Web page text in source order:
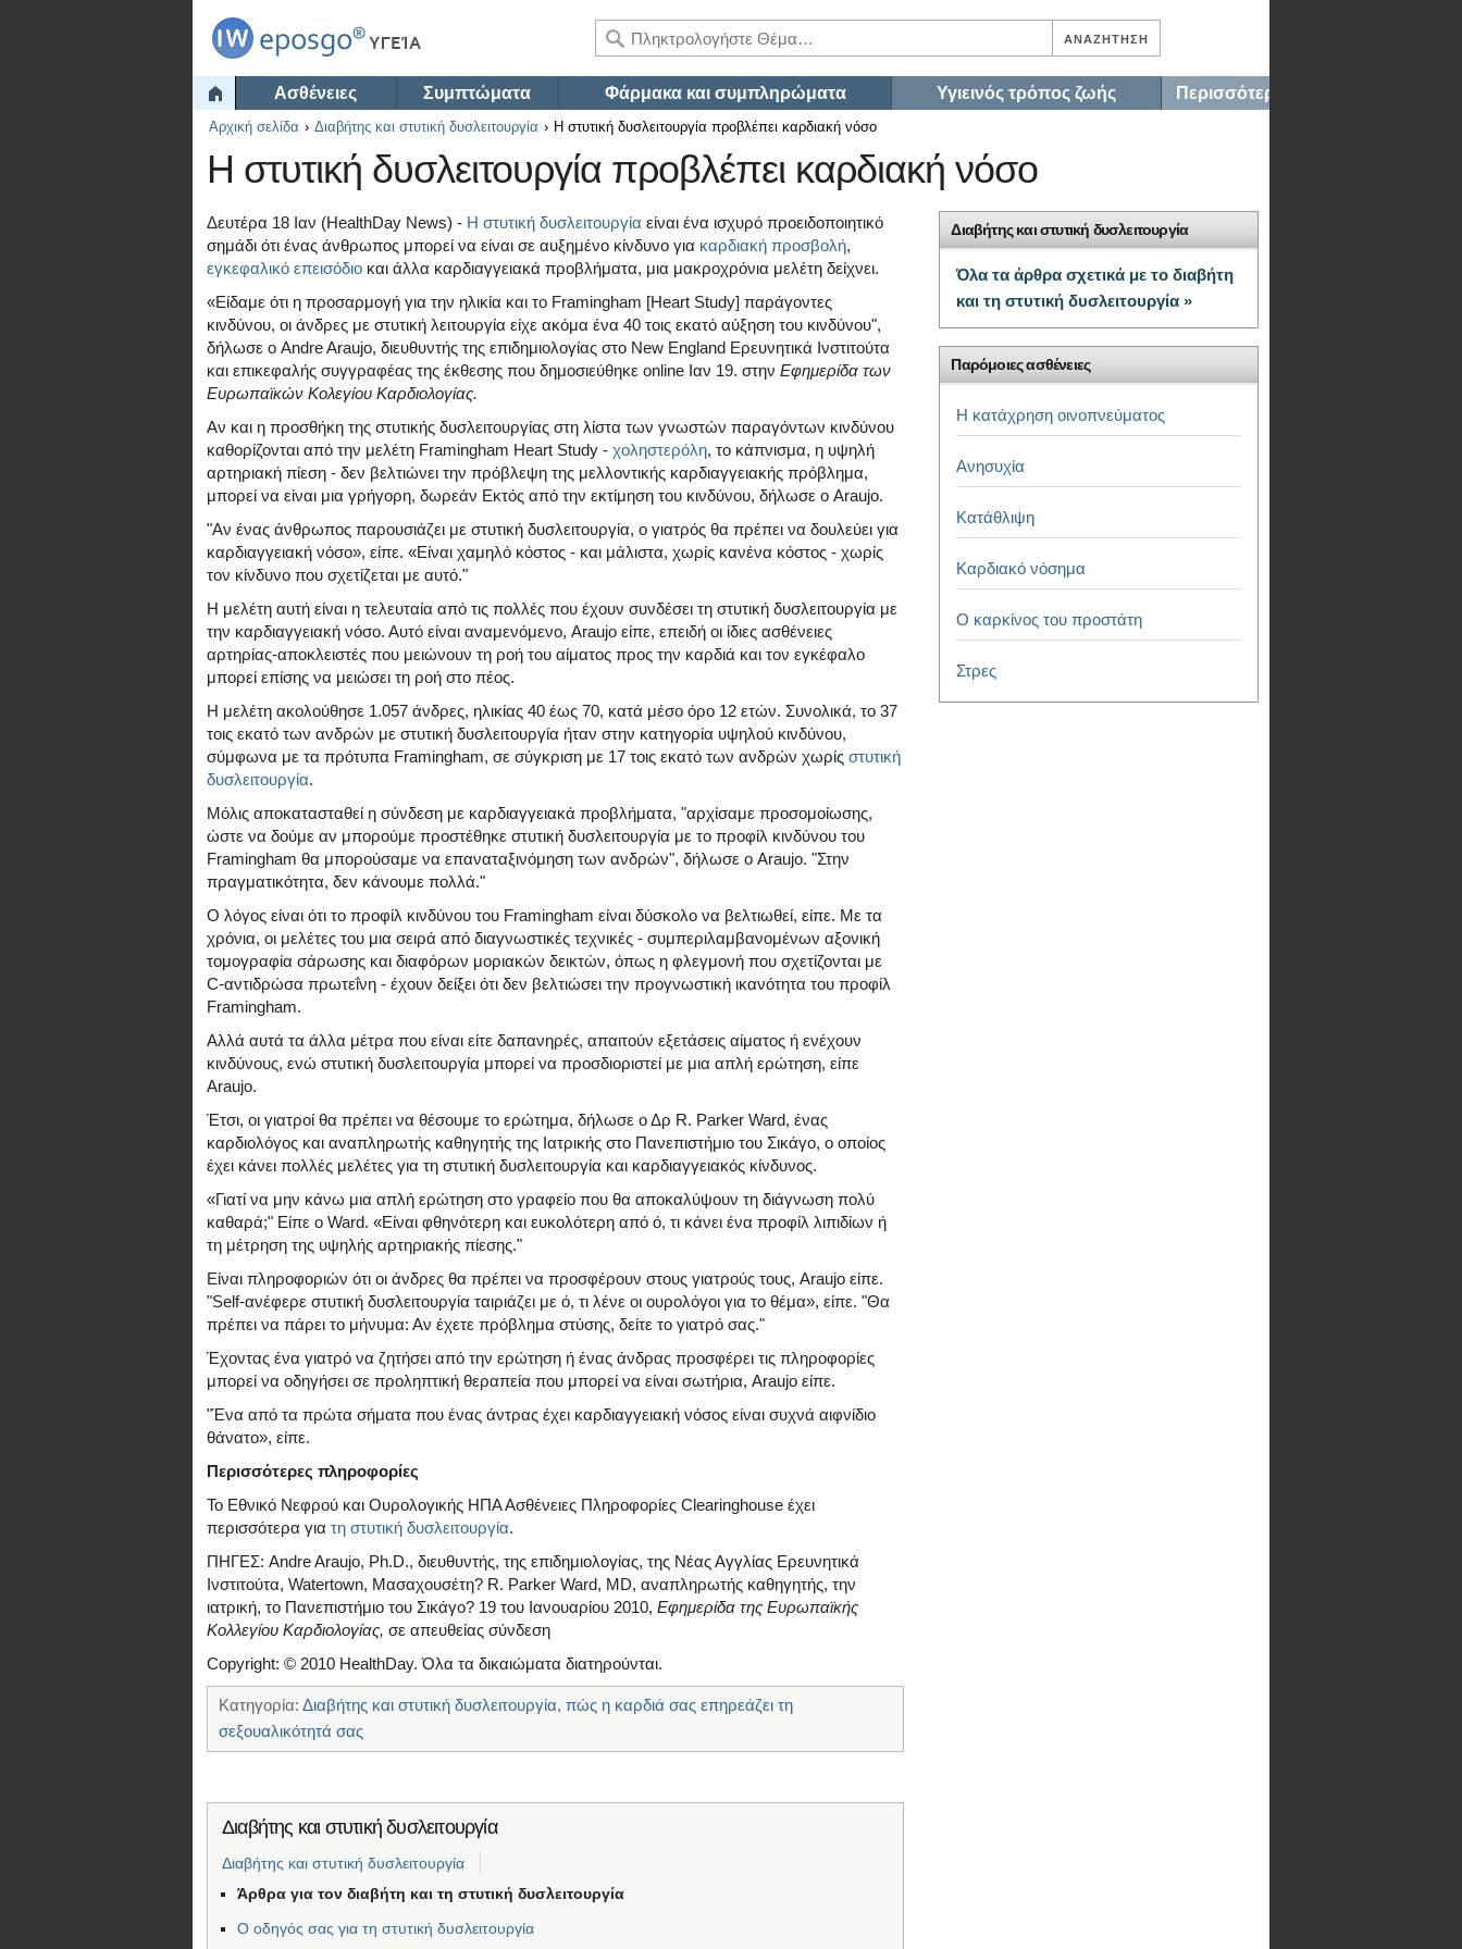
Ασθένειες Συμπτώματα Φάρμακα και συμπληρώματα Υγιεινός τρόπος ζωής Περισσότερα…
Αρχική σελίδα Διαβήτης και στυτική δυσλειτουργία Η στυτική δυσλειτουργία προβλέπει καρδιακή νόσο
Η στυτική δυσλειτουργία προβλέπει καρδιακή νόσο
Δευτέρα 18 Ιαν (HealthDay News) - Η στυτική δυσλειτουργία είναι ένα ισχυρό προειδοποιητικό
σημάδι ότι ένας άνθρωπος μπορεί να είναι σε αυξημένο κίνδυνο για καρδιακή προσβολή,
εγκεφαλικό επεισόδιο και άλλα καρδιαγγειακά προβλήματα, μια μακροχρόνια μελέτη δείχνει.
«Είδαμε ότι η προσαρμογή για την ηλικία και το Framingham [Heart Study] παράγοντες
κινδύνου, οι άνδρες με στυτική λειτουργία είχε ακόμα ένα 40 τοις εκατό αύξηση του κινδύνου",
δήλωσε ο Andre Araujo, διευθυντής της επιδημιολογίας στο New England Ερευνητικά Ινστιτούτα
και επικεφαλής συγγραφέας της έκθεσης που δημοσιεύθηκε online Ιαν 19. στην Εφημερίδα των
Ευρωπαϊκών Κολεγίου Καρδιολογίας.
Αν και η προσθήκη της στυτικής δυσλειτουργίας στη λίστα των γνωστών παραγόντων κινδύνου
καθορίζονται από την μελέτη Framingham Heart Study - χοληστερόλη, το κάπνισμα, η υψηλή
αρτηριακή πίεση - δεν βελτιώνει την πρόβλεψη της μελλοντικής καρδιαγγειακής πρόβλημα,
μπορεί να είναι μια γρήγορη, δωρεάν Εκτός από την εκτίμηση του κινδύνου, δήλωσε ο Araujo.
"Αν ένας άνθρωπος παρουσιάζει με στυτική δυσλειτουργία, ο γιατρός θα πρέπει να δουλεύει για
καρδιαγγειακή νόσο», είπε. «Είναι χαμηλό κόστος - και μάλιστα, χωρίς κανένα κόστος - χωρίς
τον κίνδυνο που σχετίζεται με αυτό."
Η μελέτη αυτή είναι η τελευταία από τις πολλές που έχουν συνδέσει τη στυτική δυσλειτουργία με
την καρδιαγγειακή νόσο. Αυτό είναι αναμενόμενο, Araujo είπε, επειδή οι ίδιες ασθένειες
αρτηρίας-αποκλειστές που μειώνουν τη ροή του αίματος προς την καρδιά και τον εγκέφαλο
μπορεί επίσης να μειώσει τη ροή στο πέος.
Η μελέτη ακολούθησε 1.057 άνδρες, ηλικίας 40 έως 70, κατά μέσο όρο 12 ετών. Συνολικά, το 37
τοις εκατό των ανδρών με στυτική δυσλειτουργία ήταν στην κατηγορία υψηλού κινδύνου,
σύμφωνα με τα πρότυπα Framingham, σε σύγκριση με 17 τοις εκατό των ανδρών χωρίς στυτική
δυσλειτουργία.
Μόλις αποκατασταθεί η σύνδεση με καρδιαγγειακά προβλήματα, "αρχίσαμε προσομοίωσης,
ώστε να δούμε αν μπορούμε προστέθηκε στυτική δυσλειτουργία με το προφίλ κινδύνου του
Framingham θα μπορούσαμε να επαναταξινόμηση των ανδρών", δήλωσε ο Araujo. "Στην
πραγματικότητα, δεν κάνουμε πολλά."
Ο λόγος είναι ότι το προφίλ κινδύνου του Framingham είναι δύσκολο να βελτιωθεί, είπε. Με τα
χρόνια, οι μελέτες του μια σειρά από διαγνωστικές τεχνικές - συμπεριλαμβανομένων αξονική
τομογραφία σάρωσης και διαφόρων μοριακών δεικτών, όπως η φλεγμονή που σχετίζονται με
C-αντιδρώσα πρωτεΐνη - έχουν δείξει ότι δεν βελτιώσει την προγνωστική ικανότητα του προφίλ
Framingham.
Αλλά αυτά τα άλλα μέτρα που είναι είτε δαπανηρές, απαιτούν εξετάσεις αίματος ή ενέχουν
κινδύνους, ενώ στυτική δυσλειτουργία μπορεί να προσδιοριστεί με μια απλή ερώτηση, είπε
Araujo.
Έτσι, οι γιατροί θα πρέπει να θέσουμε το ερώτημα, δήλωσε ο Δρ R. Parker Ward, ένας
καρδιολόγος και αναπληρωτής καθηγητής της Ιατρικής στο Πανεπιστήμιο του Σικάγο, ο οποίος
έχει κάνει πολλές μελέτες για τη στυτική δυσλειτουργία και καρδιαγγειακός κίνδυνος.
«Γιατί να μην κάνω μια απλή ερώτηση στο γραφείο που θα αποκαλύψουν τη διάγνωση πολύ
καθαρά;" Είπε ο Ward. «Είναι φθηνότερη και ευκολότερη από ό, τι κάνει ένα προφίλ λιπιδίων ή
τη μέτρηση της υψηλής αρτηριακής πίεσης."
Είναι πληροφοριών ότι οι άνδρες θα πρέπει να προσφέρουν στους γιατρούς τους, Araujo είπε.
"Self-ανέφερε στυτική δυσλειτουργία ταιριάζει με ό, τι λένε οι ουρολόγοι για το θέμα», είπε. "Θα
πρέπει να πάρει το μήνυμα: Αν έχετε πρόβλημα στύσης, δείτε το γιατρό σας."
Έχοντας ένα γιατρό να ζητήσει από την ερώτηση ή ένας άνδρας προσφέρει τις πληροφορίες
μπορεί να οδηγήσει σε προληπτική θεραπεία που μπορεί να είναι σωτήρια, Araujo είπε.
"Ένα από τα πρώτα σήματα που ένας άντρας έχει καρδιαγγειακή νόσος είναι συχνά αιφνίδιο
θάνατο», είπε.
Περισσότερες πληροφορίες
Το Εθνικό Νεφρού και Ουρολογικής ΗΠΑ Ασθένειες Πληροφορίες Clearinghouse έχει
περισσότερα για τη στυτική δυσλειτουργία.
ΠΗΓΕΣ: Andre Araujo, Ph.D., διευθυντής, της επιδημιολογίας, της Νέας Αγγλίας Ερευνητικά
Ινστιτούτα, Watertown, Μασαχουσέτη? R. Parker Ward, MD, αναπληρωτής καθηγητής, την
ιατρική, το Πανεπιστήμιο του Σικάγο? 19 του Ιανουαρίου 2010, Εφημερίδα της Ευρωπαϊκής
Κολλεγίου Καρδιολογίας, σε απευθείας σύνδεση
Copyright: © 2010 HealthDay. Όλα τα δικαιώματα διατηρούνται.
Κατηγορία: Διαβήτης και στυτική δυσλειτουργία, πώς η καρδιά σας επηρεάζει τη
σεξουαλικότητά σας
Διαβήτης και στυτική δυσλειτουργία
Διαβήτης και στυτική δυσλειτουργία
Άρθρα για τον διαβήτη και τη στυτική δυσλειτουργία
Ο οδηγός σας για τη στυτική δυσλειτουργία
Διαβήτης και στυτική δυσλειτουργία
Όλα τα άρθρα σχετικά με το διαβήτη
και τη στυτική δυσλειτουργία »
Παρόμοιες ασθένειες
Η κατάχρηση οινοπνεύματος
Ανησυχία
Κατάθλιψη
Καρδιακό νόσημα
Ο καρκίνος του προστάτη
Στρες